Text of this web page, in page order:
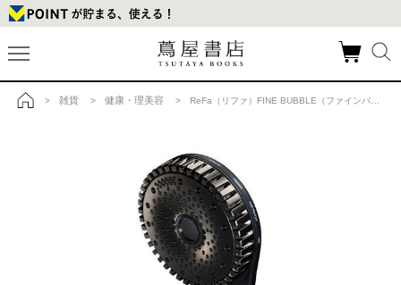
> 雑貨 > 健康・理美容 > ReFa（リファ）FINE BUBBLE（ファインバブル）シャワーヘッド DIA150 ブラックの商品詳細